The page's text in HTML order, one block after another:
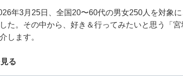
年3月25日、全国20〜60代の男女250人を対象
た。その中から、好き＆行ってみたいと思う「
します。
る